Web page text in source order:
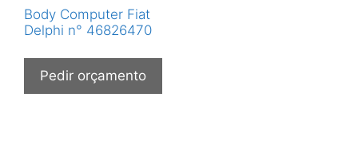
Body Computer Fiat
Delphi n° 46826470
Pedir orçamento